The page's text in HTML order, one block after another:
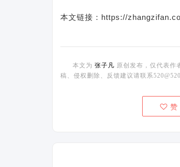
本文链接：https://
本文为 张子凡 原创发布，仅代表作
稿、侵权删除、反馈建议请联系
赞